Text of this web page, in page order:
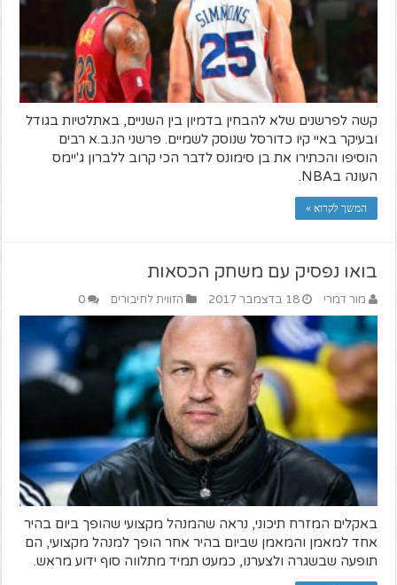
קשה לפרשנים שלא להבחין בדמיון בין השניים, באתלטיות בגודל
ובעיקר באיי קיו כדורסל שנוסק לשמיים. פרשני הנ.ב.א רבים
הוסיפו והכתירו את בן סימונס לדבר הכי קרוב ללברון ג'יימס
העונה בNBA.
המשך לקרוא »
בואו נפסיק עם משחק הכסאות
מור דמרי 18 בדצמבר 2017 הזווית לחיבורים 0
באקלים המזרח תיכוני, נראה שהמנהל מקצועי שהופך ביום בהיר
אחד למאמן והמאמן שביום בהיר אחר הופך למנהל מקצועי, הם
תופעה שבשגרה ולצערנו, כמעט תמיד מתלווה סוף ידוע מראש.